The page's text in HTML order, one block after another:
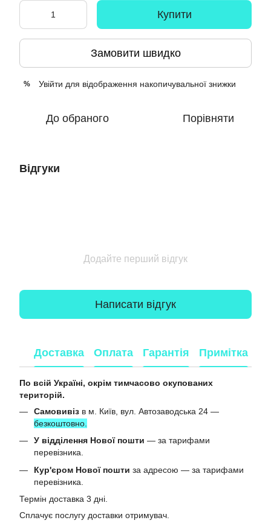
Купити
Замовити швидко
% Увійти для відображення накопичувальної знижки
До обраного Порівняти
Відгуки
Додайте перший відгук
Написати відгук
Доставка Оплата Гарантія Примітка
По всій Україні, окрім тимчасово окупованих
територій.
Самовивіз в м. Київ, вул. Автозаводська 24 —
безкоштовно.
У відділення Нової пошти — за тарифами
перевізника.
Кур'єром Нової пошти за адресою — за тарифами
перевізника.
Термін доставка 3 дні.
Сплачує послугу доставки отримувач.